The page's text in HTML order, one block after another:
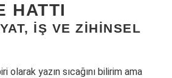
HATTI
IŞ VE ZIHINSEL
olarak yazın sıcağını bilirim ama